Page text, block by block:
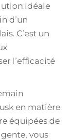
idéale
d’un
C’est un
l’efficacité
en matière
équipées de
vous